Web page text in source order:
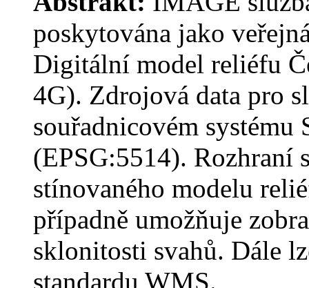
poskytována jako
Digitální model reliéfu
4G). Zdrojová data pro
souřadnicovém
(EPSG:5514). Rozhraní
stínovaného modelu
případně umožňuje
sklonitosti svahů. Dále
standardu WMS.